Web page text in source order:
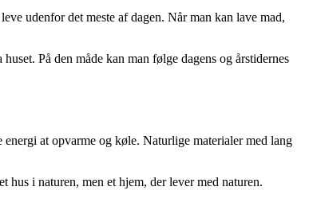
udenfor det meste af dagen. Når man kan lave mad,
På den måde kan man følge dagens og årstidernes
at opvarme og køle. Naturlige materialer med lang
hus i naturen, men et hjem, der lever med naturen.